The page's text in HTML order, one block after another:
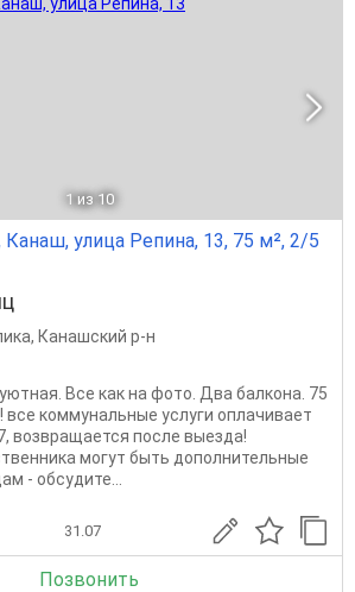
1 из 10
улица Репина, 13, 75 м², 2/5
, Канашский р-н
Все как на фото. Два балкона. 75
все коммунальные услуги оплачивает
возвращается после выезда!
могут быть дополнительные
- обсудите...
31.07
Позвонить